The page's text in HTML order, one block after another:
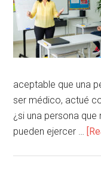
aceptable que una
ser médico, actué
¿si una persona
pueden ejercer …